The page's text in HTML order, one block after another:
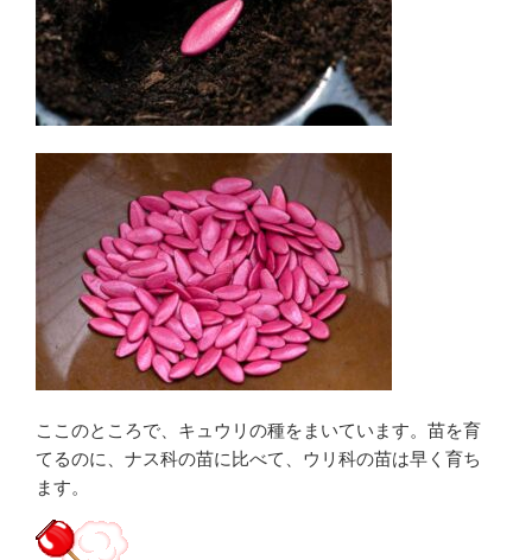
ここのところで、キュウリの種をまいています。苗を育
てるのに、ナス科の苗に比べて、ウリ科の苗は早く育ち
ます。